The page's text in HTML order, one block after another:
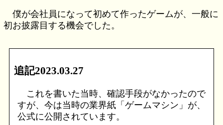
僕が会社員になって初めて作ったゲームが、一般に
初お披露目する機会でした。
追記2023.03.27
これを書いた当時、確認手段がなかったので
すが、今は当時の業界紙「ゲームマシン」が、
公式に公開されています。